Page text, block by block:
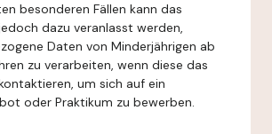
besonderen Fällen kann das
dazu veranlasst werden,
Daten von Minderjährigen ab
zu verarbeiten, wenn diese das
um sich auf ein
oder Praktikum zu bewerben.